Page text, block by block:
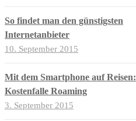
So findet man den günstigsten
Internetanbieter
10. September 2015
Mit dem Smartphone auf Reisen:
Kostenfalle Roaming
3. September 2015